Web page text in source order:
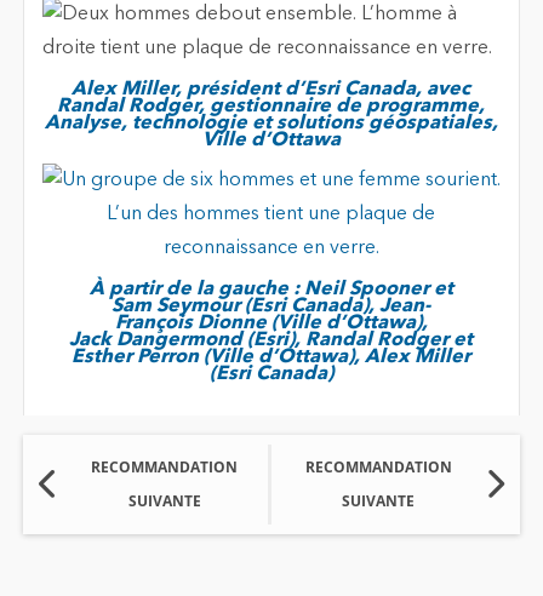
Alex Miller, président d’Esri Canada, avec
Randal Rodger, gestionnaire de programme,
Analyse, technologie et solutions géospatiales,
Ville d’Ottawa
À partir de la gauche : Neil Spooner et
Sam Seymour (Esri Canada), Jean-
François Dionne (Ville d’Ottawa),
Jack Dangermond (Esri), Randal Rodger et
Esther Perron (Ville d’Ottawa), Alex Miller
(Esri Canada)
RECOMMANDATION
SUIVANTE
RECOMMANDATION
SUIVANTE